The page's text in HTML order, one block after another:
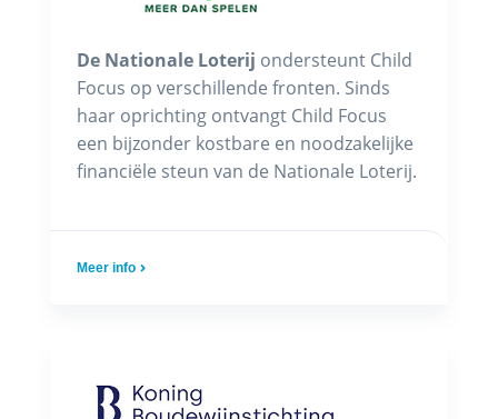
De Nationale Loterij ondersteunt Child
Focus op verschillende fronten. Sinds
haar oprichting ontvangt Child Focus
een bijzonder kostbare en noodzakelijke
financiële steun van de Nationale Loterij.
Meer info